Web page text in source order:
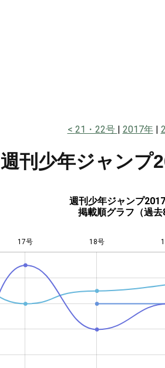
21・22号 2017年
週刊少年ジャンプ
週刊少年ジャンプ
掲載順グラフ（過去
17号 18号